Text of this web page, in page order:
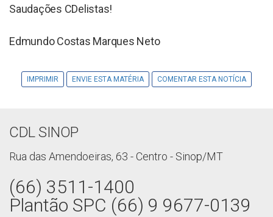
Saudações CDelistas!
Edmundo Costas Marques Neto
IMPRIMIR ENVIE ESTA MATÉRIA COMENTAR ESTA NOTÍCIA
CDL SINOP
Rua das Amendoeiras, 63 - Centro - Sinop/MT
(66) 3511-1400
Plantão SPC (66) 9 9677-0139